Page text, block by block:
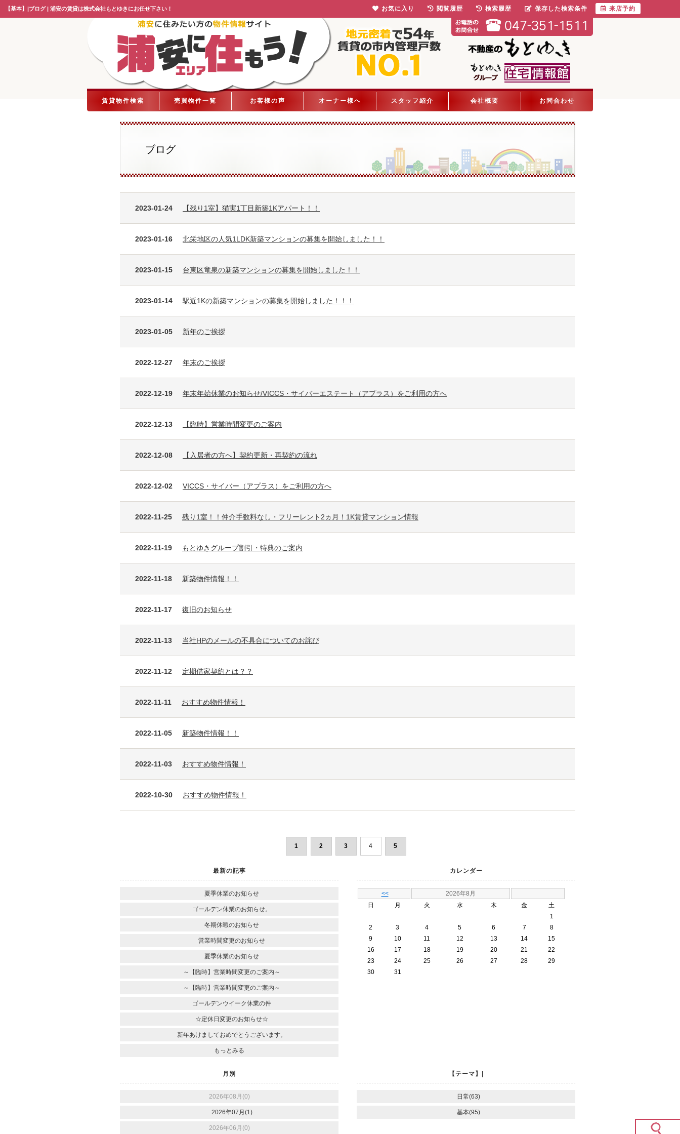
【基本】|ブログ | 浦安の賃貸は株式会社もとゆきにお任せ下さい！
賃貸物件検索 売買物件一覧 お客様の声 オーナー様へ スタッフ紹介 会社概要 お問合わせ
ブログ
2023-01-24 【残り1室】猫実1丁目新築1Kアパート！！
2023-01-16 北栄地区の人気1LDK新築マンションの募集を開始しました！！
2023-01-15 台東区竜泉の新築マンションの募集を開始しました！！
2023-01-14 駅近1Kの新築マンションの募集を開始しました！！！
2023-01-05 新年のご挨拶
2022-12-27 年末のご挨拶
2022-12-19 年末年始休業のお知らせ/VICCS・サイバーエステート（アプラス）をご利用の方へ
2022-12-13 【臨時】営業時間変更のご案内
2022-12-08 【入居者の方へ】契約更新・再契約の流れ
2022-12-02 VICCS・サイバー（アプラス）をご利用の方へ
2022-11-25 残り1室！！仲介手数料なし・フリーレント2ヵ月！1K賃貸マンション情報
2022-11-19 もとゆきグループ割引・特典のご案内
2022-11-18 新築物件情報！！
2022-11-17 復旧のお知らせ
2022-11-13 当社HPのメールの不具合についてのお詫び
2022-11-12 定期借家契約とは？？
2022-11-11 おすすめ物件情報！
2022-11-05 新築物件情報！！
2022-11-03 おすすめ物件情報！
2022-10-30 おすすめ物件情報！
1 2 3 4 5
最新の記事
夏季休業のお知らせ
ゴールデン休業のお知らせ。
冬期休暇のお知らせ
営業時間変更のお知らせ
夏季休業のお知らせ
～【臨時】営業時間変更のご案内～
～【臨時】営業時間変更のご案内～
ゴールデンウイーク休業の件
☆定休日変更のお知らせ☆
新年あけましておめでとうございます。
もっとみる
カレンダー
<<
2026年8月
日
月 火 水 木 金
土
1
2
3 4 5 6 7
8
9
10 11 12 13 14
15
16
17 18 19 20 21
22
23
24 25 26 27 28
29
30
31
月別
2026年08月(0)
2026年07月(1)
2026年06月(0)
【テーマ】|
日常(63)
基本(95)
お気に入り 閲覧履歴 検索履歴 保存した検索条件 来店予約